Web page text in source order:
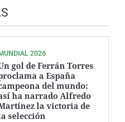
2026
gol de Ferrán Torres
a España
del mundo:
ha narrado Alfredo
la victoria de
selección